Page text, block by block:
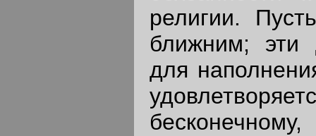
религии.
ближним; эти
для